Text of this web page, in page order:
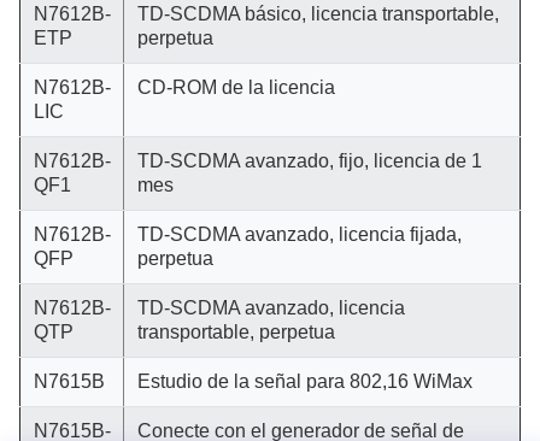
N7612B-
ETP
TD-SCDMA básico, licencia transportable,
perpetua
N7612B-
LIC
CD-ROM de la licencia
N7612B-
QF1
TD-SCDMA avanzado, fijo, licencia de 1
mes
N7612B-
QFP
TD-SCDMA avanzado, licencia fijada,
perpetua
N7612B-
QTP
TD-SCDMA avanzado, licencia
transportable, perpetua
N7615B Estudio de la señal para 802,16 WiMax
N7615B- Conecte con el generador de señal de